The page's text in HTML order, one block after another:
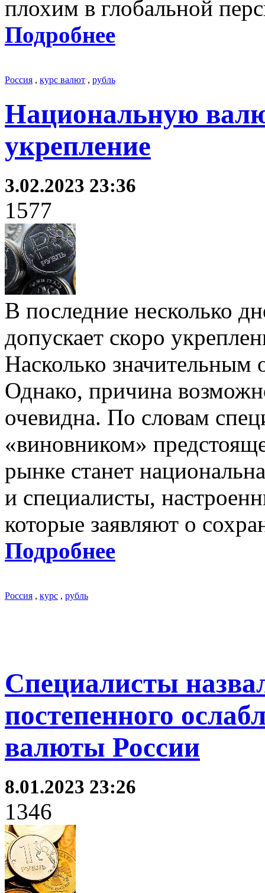
плохим в глобальной
Подробнее
Россия , курс валют , рубль
Национальную
укрепление
3.02.2023 23:36
1577
В последние несколько
допускает скоро
Насколько значительным
Однако, причина
очевидна. По словам
«виновником»
рынке станет
и специалисты,
которые заявляют о
Подробнее
Россия , курс , рубль
Специалисты
постепенного
валюты России
8.01.2023 23:26
1346